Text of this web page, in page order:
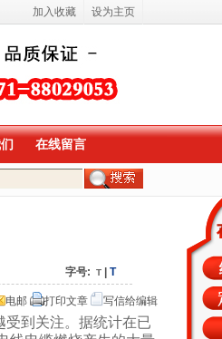
在线留言
字号: T T
电邮 打印文章 写信给编辑
到关注。据统计在已
加入收藏 设为主页